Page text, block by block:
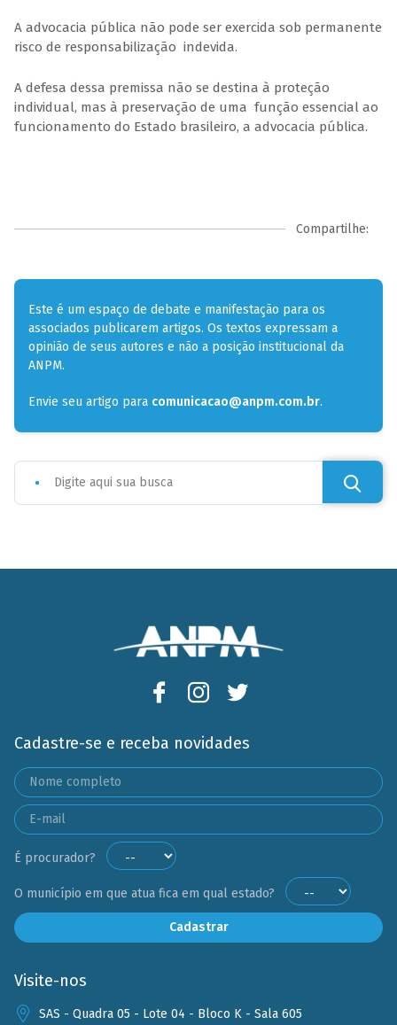
A advocacia pública não pode ser exercida sob permanente
risco de responsabilização indevida.
A defesa dessa premissa não se destina à proteção
individual, mas à preservação de uma função essencial ao
funcionamento do Estado brasileiro, a advocacia pública.
Compartilhe:
Este é um espaço de debate e manifestação para os
associados publicarem artigos. Os textos expressam a
opinião de seus autores e não a posição institucional da
ANPM.
Envie seu artigo para comunicacao@anpm.com.br.
Cadastre-se e receba novidades
É procurador?
O município em que atua fica em qual estado?
Cadastrar
Visite-nos
SAS - Quadra 05 - Lote 04 - Bloco K - Sala 605